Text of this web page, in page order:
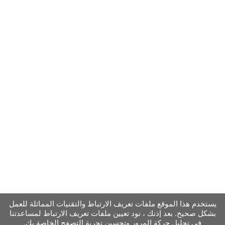
يستخدم هذا الموقع ملفات تعريف الارتباط والتقنيات المماثلة للعمل
بشكل صحيح. بعد إذنك ، نود تعيين ملفات تعريف الارتباط لمساعدتنا
في تحليل حركة المرور وتحسين تجربة التصفح الخاصة بك.